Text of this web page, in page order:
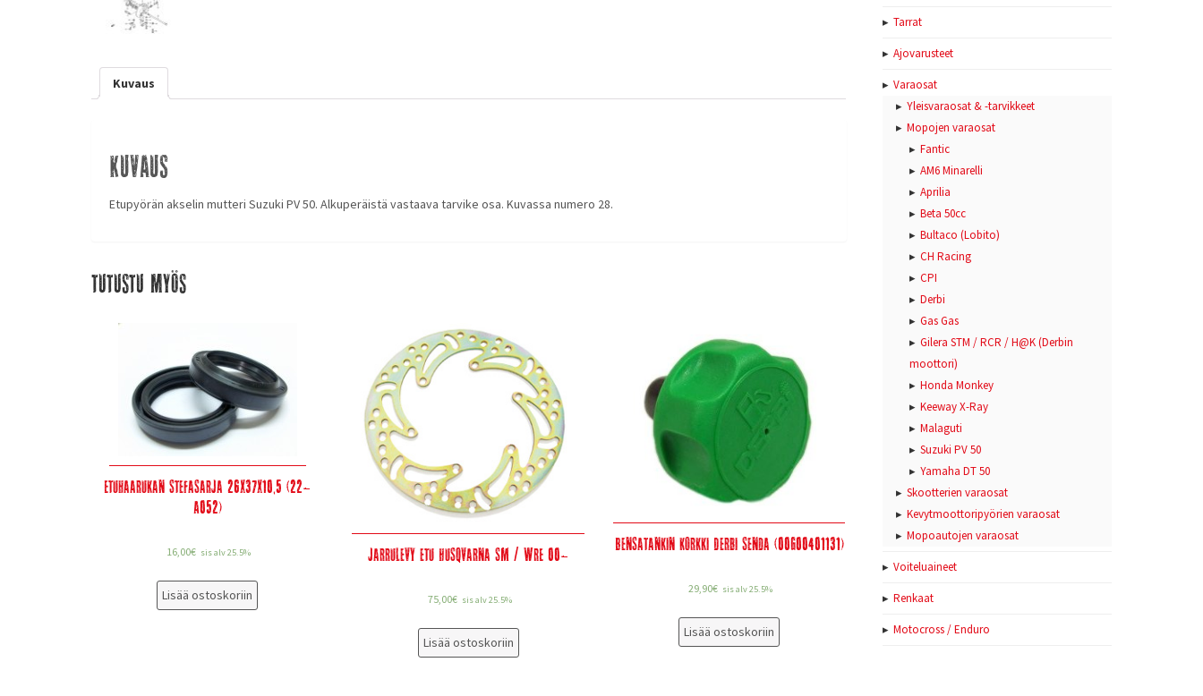
Kuvaus
Kuvaus
Etupyörän akselin mutteri Suzuki PV 50. Alkuperäistä vastaava tarvike osa. Kuvassa numero 28.
Tutustu myös
Etuhaarukan stefasarja 26x37x10,5 (22-
A052)
16,00€ sis alv 25.5%
Lisää ostoskoriin
Jarrulevy etu Husqvarna SM / WRE 00-
75,00€ sis alv 25.5%
Lisää ostoskoriin
Bensatankin korkki Derbi Senda (00G00401131)
29,90€ sis alv 25.5%
Lisää ostoskoriin
Tarrat
Ajovarusteet
Varaosat
Yleisvaraosat & -tarvikkeet
Mopojen varaosat
Fantic
AM6 Minarelli
Aprilia
Beta 50cc
Bultaco (Lobito)
CH Racing
CPI
Derbi
Gas Gas
Gilera STM / RCR / H@K (Derbin
moottori)
Honda Monkey
Keeway X-Ray
Malaguti
Suzuki PV 50
Yamaha DT 50
Skootterien varaosat
Kevytmoottoripyörien varaosat
Mopoautojen varaosat
Voiteluaineet
Renkaat
Motocross / Enduro